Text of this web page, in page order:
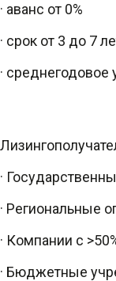
· аванс от 0%
· срок от 3 до 7
·
·
· Региональные
· Компании с
· Бюджетные